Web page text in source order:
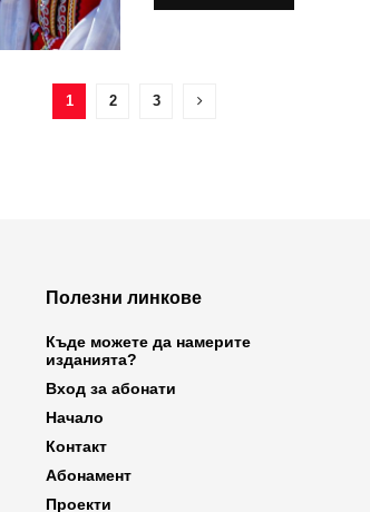
1 2 3
Полезни линкове
Къде можете да намерите
изданията?
Вход за абонати
Начало
Контакт
Абонамент
Проекти